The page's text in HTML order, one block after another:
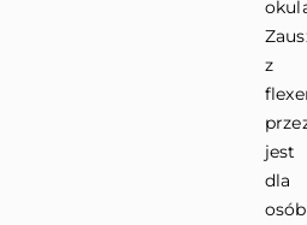
z
jest
dla